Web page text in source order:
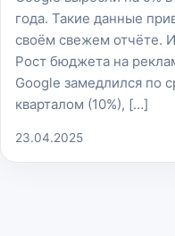
года. Такие данные
своём свежем отчёте.
Рост бюджета на
Google замедлился по
кварталом (10%), […]
23.04.2025